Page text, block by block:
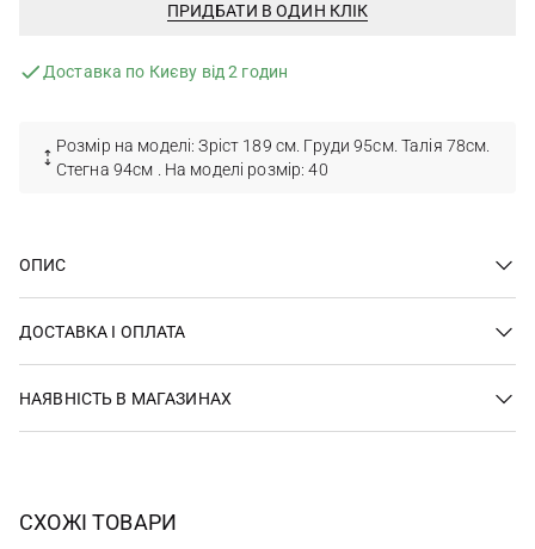
ПРИДБАТИ В ОДИН КЛІК
Доставка по Києву від 2 годин
Розмір на моделі: Зріст 189 см. Груди 95см. Талія 78см.
Стегна 94см . На моделі розмір: 40
ОПИС
ДОСТАВКА І ОПЛАТА
НАЯВНІСТЬ В МАГАЗИНАХ
СХОЖІ ТОВАРИ